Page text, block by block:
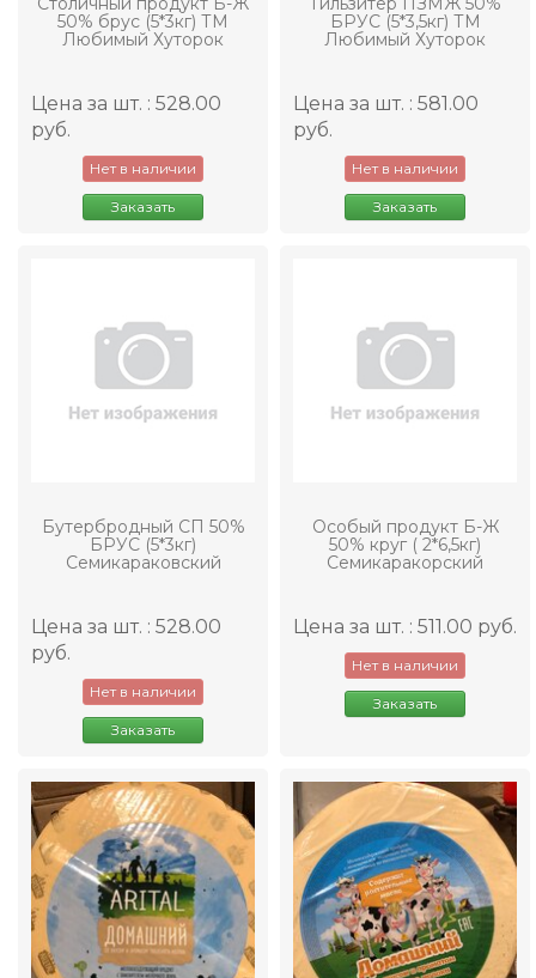
50% брус (5*3кг) ТМ
Любимый Хуторок
Цена за шт. : 528.00
руб.
Нет в наличии
Заказать
БРУС (5*3,5кг) ТМ
Любимый Хуторок
Цена за шт. : 581.00
руб.
Нет в наличии
Заказать
Бутербродный СП 50%
БРУС (5*3кг)
Семикараковский
Цена за шт. : 528.00
руб.
Нет в наличии
Заказать
Особый продукт Б-Ж
50% круг ( 2*6,5кг)
Семикаракорский
Цена за шт. : 511.00 руб.
Нет в наличии
Заказать